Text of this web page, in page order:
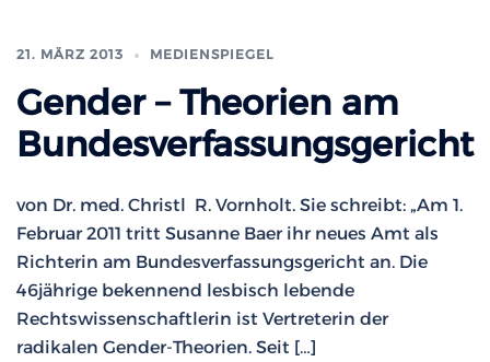
21. MÄRZ 2013 MEDIENSPIEGEL
Gender – Theorien am
Bundesverfassungsgericht
von Dr. med. Christl R. Vornholt. Sie schreibt: „Am 1.
Februar 2011 tritt Susanne Baer ihr neues Amt als
Richterin am Bundesverfassungsgericht an. Die
46jährige bekennend lesbisch lebende
Rechtswissenschaftlerin ist Vertreterin der
radikalen Gender-Theorien. Seit […]